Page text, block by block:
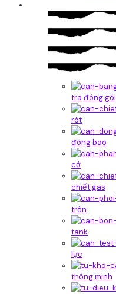
tra đóng gói
rót
đóng bao
cở
chiết gas
trộn
tank
lực
thông minh